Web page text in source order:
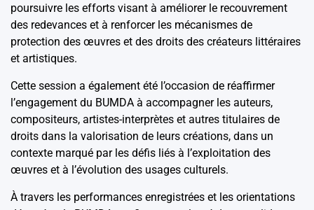
poursuivre les efforts visant à améliorer le recouvrement
des redevances et à renforcer les mécanismes de
protection des œuvres et des droits des créateurs littéraires
et artistiques.
Cette session a également été l’occasion de réaffirmer
l’engagement du BUMDA à accompagner les auteurs,
compositeurs, artistes-interprètes et autres titulaires de
droits dans la valorisation de leurs créations, dans un
contexte marqué par les défis liés à l’exploitation des
œuvres et à l’évolution des usages culturels.
À travers les performances enregistrées et les orientations